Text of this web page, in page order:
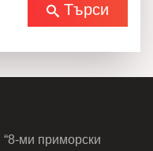
Търси
ми приморски